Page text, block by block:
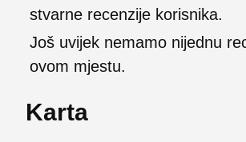
stvarne recenzije korisnika.
Još uvijek nemamo nijednu
ovom mjestu.
Karta